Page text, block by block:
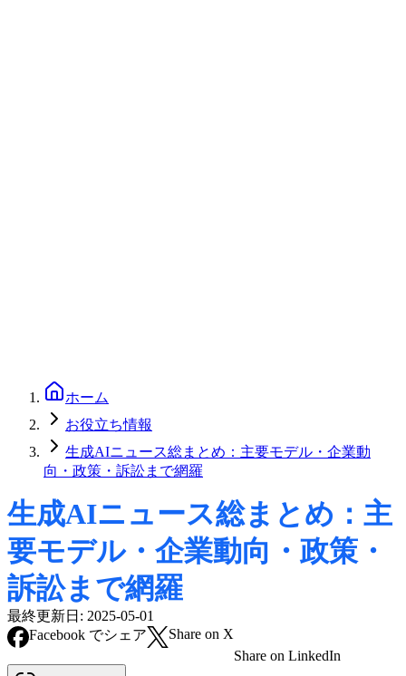
ホーム
お役立ち情報
生成AIニュース総まとめ：主要モデル・企業動
向・政策・訴訟まで網羅
生成AIニュース総まとめ：主
要モデル・企業動向・政策・
訴訟まで網羅
最終更新日: 2025-05-01
Facebook でシェア
Share on X
Share on LinkedIn